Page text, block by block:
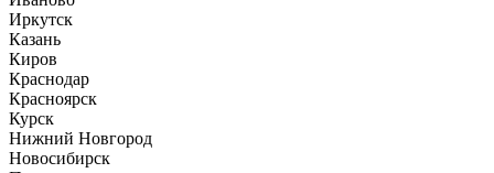
Иркутск
Казань
Киров
Краснодар
Красноярск
Курск
Нижний Новгород
Новосибирск